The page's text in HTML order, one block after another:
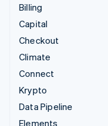
Billing
Capital
Checkout
Climate
Connect
Krypto
Data Pipeline
Elements